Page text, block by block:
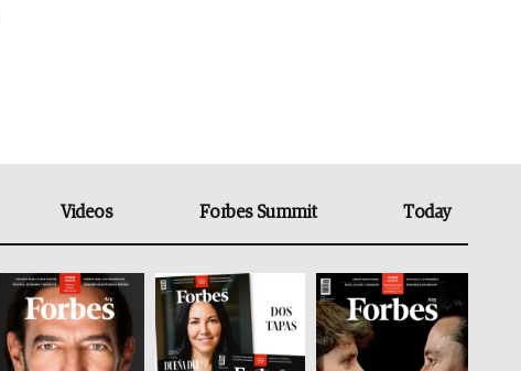
Videos Forbes Summit Today